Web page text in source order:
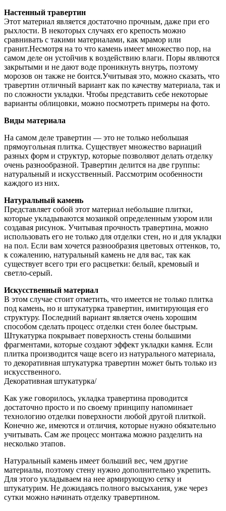
Настенный травертин
Этот материал является достаточно прочным, даже при его
рыхлости. В некоторых случаях его крепость можно
сравнивать с такими материалами, как мрамор или
гранит.Несмотря на то что камень имеет множество пор, на
самом деле он устойчив к воздействию влаги. Поры являются
закрытыми и не дают воде проникнуть внутрь, поэтому
морозов он также не боится.Учитывая это, можно сказать, что
травертин отличный вариант как по качеству материала, так и
по сложности укладки. Чтобы представить себе некоторые
варианты облицовки, можно посмотреть примеры на фото.
Виды материала
На самом деле травертин — это не только небольшая
прямоугольная плитка. Существует множество вариаций
разных форм и структур, которые позволяют делать отделку
очень разнообразной. Травертин делится на две группы:
натуральный и искусственный. Рассмотрим особенности
каждого из них.
Натуральный камень
Представляет собой этот материал небольшие плитки,
которые укладываются мозаикой определенным узором или
создавая рисунок. Учитывая прочность травертина, можно
использовать его не только для отделки стен, но и для укладки
на пол. Если вам хочется разнообразия цветовых оттенков, то,
к сожалению, натуральный камень не для вас, так как
существует всего три его расцветки: белый, кремовый и
светло-серый.
Искусственный материал
В этом случае стоит отметить, что имеется не только плитка
под камень, но и штукатурка травертин, имитирующая его
структуру. Последний вариант является очень хорошим
способом сделать процесс отделки стен более быстрым.
Штукатурка покрывает поверхность стены большими
фрагментами, которые создают эффект укладки камня. Если
плитка производится чаще всего из натурального материала,
то декоративная штукатурка травертин может быть только из
искусственного.
Декоративная штукатурка/
Как уже говорилось, укладка травертина проводится
достаточно просто и по своему принципу напоминает
технологию отделки поверхности любой другой плиткой.
Конечно же, имеются и отличия, которые нужно обязательно
учитывать. Сам же процесс монтажа можно разделить на
несколько этапов.
Натуральный камень имеет больший вес, чем другие
материалы, поэтому стену нужно дополнительно укрепить.
Для этого укладываем на нее армирующую сетку и
штукатурим. Не дожидаясь полного высыхания, уже через
сутки можно начинать отделку травертином.